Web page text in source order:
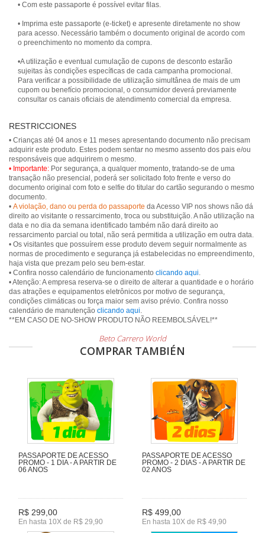
• Com este passaporte é possível evitar filas.
• Imprima este passaporte (e-ticket) e apresente diretamente no show
para acesso. Necessário também o documento original de acordo com
o preenchimento no momento da compra.
•A utilização e eventual cumulação de cupons de desconto estarão
sujeitas às condições específicas de cada campanha promocional.
Para verificar a possibilidade de utilização simultânea de mais de um
cupom ou benefício promocional, o consumidor deverá previamente
consultar os canais oficiais de atendimento comercial da empresa.
RESTRICCIONES
• Crianças até 04 anos e 11 meses apresentando documento não precisam
adquirir este produto. Estes podem sentar no mesmo assento dos pais e/ou
• Importante: Por segurança, a qualquer momento, tratando-se de uma
transação não presencial, poderá ser solicitado foto frente e verso do
documento original com foto e selfie do titular do cartão segurando o mesmo
documento.
• A violação, dano ou perda do passaporte da Acesso VIP nos shows não dá
direito ao visitante o ressarcimento, troca ou substituição. A não utilização na
data e no dia da semana identificado também não dará direito ao
ressarcimento parcial ou total, não será permitida a utilização em outra data.
• Os visitantes que possuírem esse produto devem seguir normalmente as
normas de procedimento e segurança já estabelecidas no empreendimento,
haja vista que prezam pelo seu bem-estar.
• Confira nosso calendário de funcionamento clicando aqui.
• Atenção: A empresa reserva-se o direito de alterar a quantidade e o horário
das atrações e equipamentos eletrônicos por motivo de segurança,
condições climáticas ou força maior sem aviso prévio. Confira nosso
calendário de manutenção clicando aqui.
Beto Carrero World
COMPRAR TAMBIÉN
PASSAPORTE DE ACESSO
PROMO - 1 DIA - A PARTIR DE
06 ANOS
R$ 299,00
En hasta 10X de R$ 29,90
PASSAPORTE DE ACESSO
PROMO - 2 DIAS - A PARTIR DE
02 ANOS
R$ 499,00
En hasta 10X de R$ 49,90